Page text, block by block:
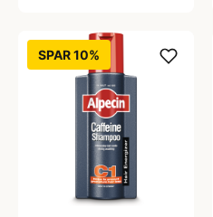
SPAR 10%